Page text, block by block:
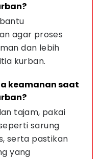
agar proses
dan lebih
kurban.
keamanan saat
tajam, pakai
sarung
serta pastikan
yang